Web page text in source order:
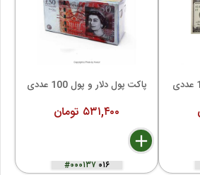
پاکت پول دلار و پول 100 عددی
۵۳۱,۴۰۰ تومان
delete
remove
add
#۰۰۰۱۳۷۰۱۶